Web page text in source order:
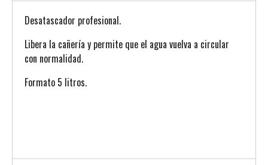
Desatascador profesional.
Libera la cañería y permite que el agua vuelva a circular
con normalidad.
Formato 5 litros.